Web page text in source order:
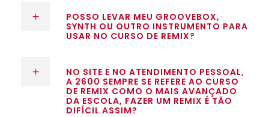
POSSO LEVAR MEU GROOVEBOX,
SYNTH OU OUTRO INSTRUMENTO PARA
USAR NO CURSO DE REMIX?
NO SITE E NO ATENDIMENTO PESSOAL,
A 2600 SEMPRE SE REFERE AO CURSO
DE REMIX COMO O MAIS AVANÇADO
DA ESCOLA, FAZER UM REMIX É TÃO
DIFÍCIL ASSIM?